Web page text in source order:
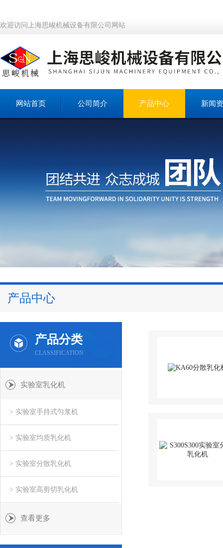
欢迎访问上海思峻机械设备有限公司网站
网站首页 公司简介 产品中心 新闻
产品中心
产品分类
CLASSIFICATION
实验室乳化机
> 实验室手持式匀浆机
> 实验室均质乳化机
> 实验室分散乳化机
> 实验室高剪切乳化机
查看更多